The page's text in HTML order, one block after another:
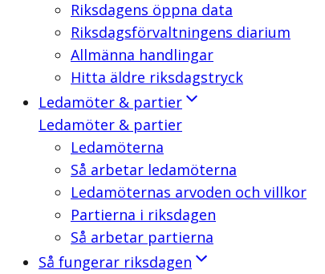
Riksdagens öppna data
Riksdagsförvaltningens diarium
Allmänna handlingar
Hitta äldre riksdagstryck
Ledamöter & partier
Ledamöter & partier
Ledamöterna
Så arbetar ledamöterna
Ledamöternas arvoden och villkor
Partierna i riksdagen
Så arbetar partierna
Så fungerar riksdagen